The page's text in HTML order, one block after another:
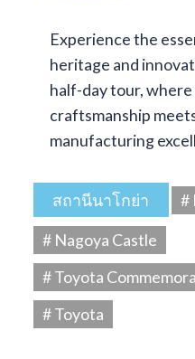
Experience the
heritage and
half-day tour,
craftsmanship
manufacturing
สถานีนาโกย่า
#
# Nagoya Castle
# Toyota
# Toyota